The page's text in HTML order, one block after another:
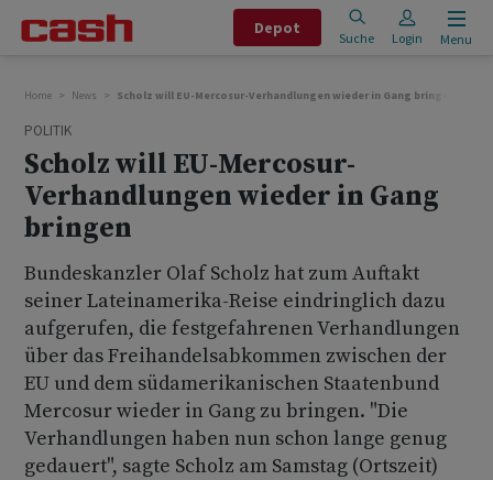
Depot
Suche Login Menu
Home News Scholz will EU-Mercosur-Verhandlungen wieder in Gang bringen
POLITIK
Scholz will EU-Mercosur-
Verhandlungen wieder in Gang
bringen
Bundeskanzler Olaf Scholz hat zum Auftakt
seiner Lateinamerika-Reise eindringlich dazu
aufgerufen, die festgefahrenen Verhandlungen
über das Freihandelsabkommen zwischen der
EU und dem südamerikanischen Staatenbund
Mercosur wieder in Gang zu bringen. "Die
Verhandlungen haben nun schon lange genug
gedauert", sagte Scholz am Samstag (Ortszeit)